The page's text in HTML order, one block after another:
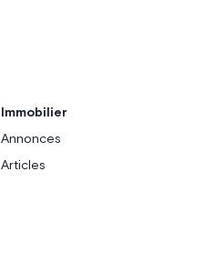
Immobilier
Annonces
Articles